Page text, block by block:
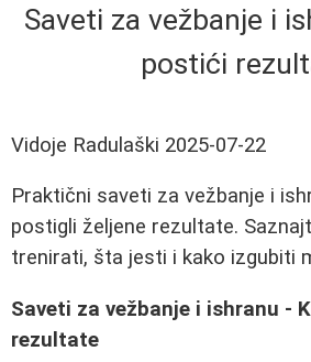
Saveti za vežbanje i
postići
Vidoje Radulaški 2025-07-22
Praktični saveti za vežbanje i
postigli željene rezultate.
trenirati, šta jesti i kako izgubiti
Saveti za vežbanje i ishranu -
rezultate